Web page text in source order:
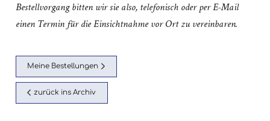
Bestellvorgang bitten wir sie also, telefonisch oder per E-Mail
einen Termin für die Einsichtnahme vor Ort zu vereinbaren.
Meine Bestellungen
zurück ins Archiv